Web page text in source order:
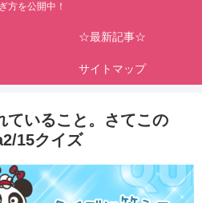
方を公開中！
☆最新記事☆
サイトマップ
ていること。さてこの
15クイズ